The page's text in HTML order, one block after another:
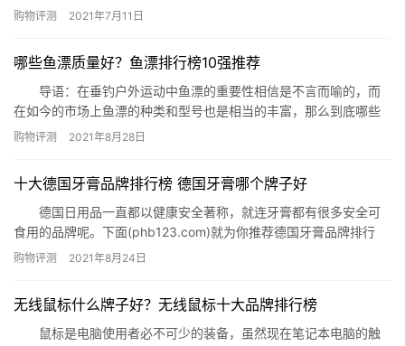
牌排行榜，大家可以参考参考。 孕婴品牌排行榜 1、贝亲
购物评测 2021年7月11日
哪些鱼漂质量好？鱼漂排行榜10强推荐
导语：在垂钓户外运动中鱼漂的重要性相信是不言而喻的，而
在如今的市场上鱼漂的种类和型号也是相当的丰富，那么到底哪些
是品质比较好的呢?哪些实用性最佳呢?今天网就整理了鱼漂排行榜
鱼漂 4、佳钓尼蝉鸣夜光漂 5、云上飘太空豆…
购物评测 2021年8月28日
十大德国牙膏品牌排行榜 德国牙膏哪个牌子好
德国日用品一直都以健康安全著称，就连牙膏都有很多安全可
食用的品牌呢。下面(phb123.com)就为你推荐德国牙膏品牌排行
榜，看看德国牙膏有哪些品牌吧。 德国牙膏品牌排行榜：汉高
Ajona 浓缩型清洁牙膏、…
购物评测 2021年8月24日
无线鼠标什么牌子好？无线鼠标十大品牌排行榜
鼠标是电脑使用者必不可少的装备，虽然现在笔记本电脑的触